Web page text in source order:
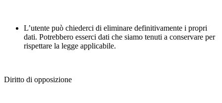
L’utente può chiederci di eliminare definitivamente i propri
dati. Potrebbero esserci dati che siamo tenuti a conservare per
rispettare la legge applicabile.
Diritto di opposizione